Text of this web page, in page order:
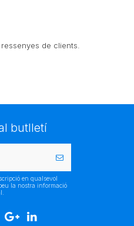
de clients.
butlletí
en qualsevol
la nostra informació